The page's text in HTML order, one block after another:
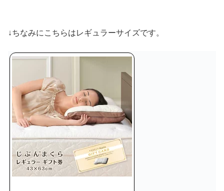
↓ちなみにこちらはレギュラーサイズです。